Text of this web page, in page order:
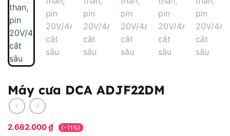
Máy cưa DCA ADJF22DM
2.662.000₫ (-11%)